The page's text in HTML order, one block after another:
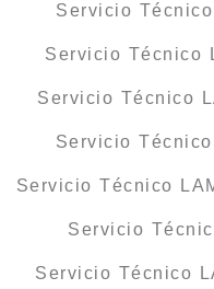
Servicio
Servicio Técnico
Servicio Técnico
Servicio
Servicio Técnico
Servicio
Servicio Técnico